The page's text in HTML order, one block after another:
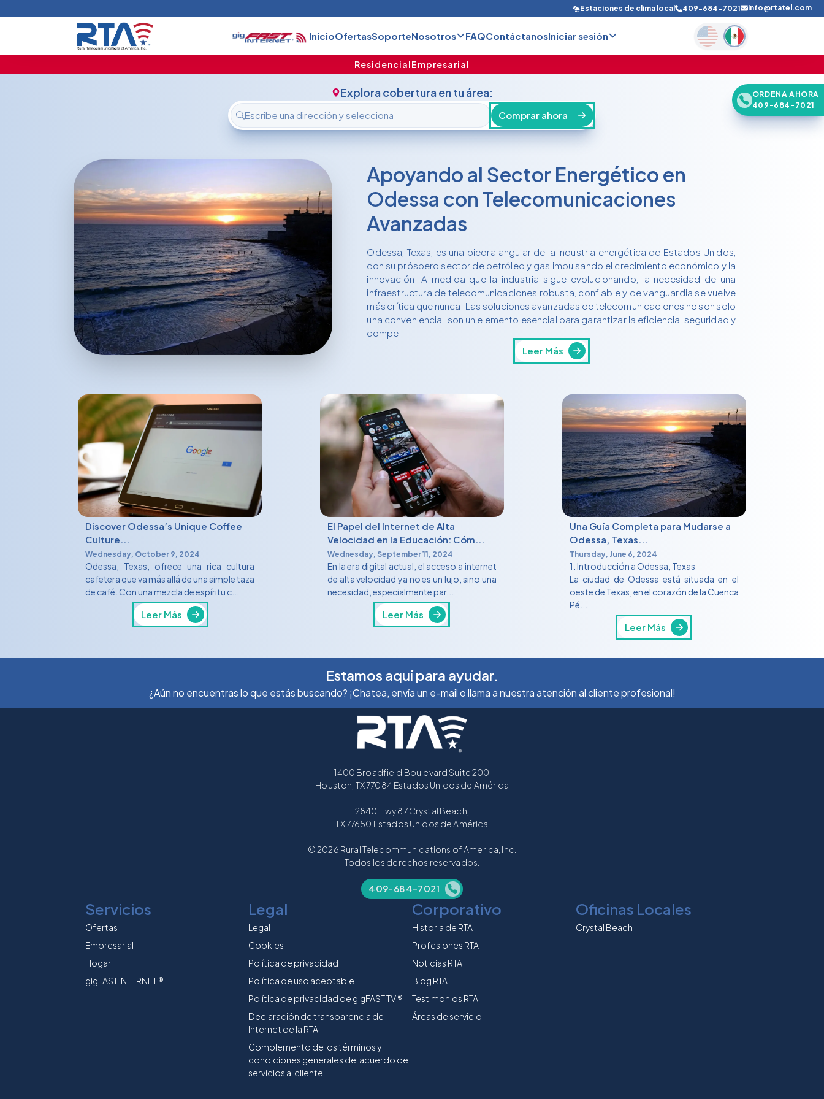
Inicio
FAQ
Estaciones de clima local 409-684-7021 info@rtatel.com
InicioOfertasSoporteNosotros FAQContáctanosIniciar sesión
ResidencialEmpresarial
ORDENA AHORA
409-684-7021
Explora cobertura en tu área:
Comprar ahora
Apoyando al Sector Energético en
Odessa con Telecomunicaciones
Avanzadas
Odessa, Texas, es una piedra angular de la industria energética de Estados Unidos,
con su próspero sector de petróleo y gas impulsando el crecimiento económico y la
innovación. A medida que la industria sigue evolucionando, la necesidad de una
infraestructura de telecomunicaciones robusta, confiable y de vanguardia se vuelve
más crítica que nunca. Las soluciones avanzadas de telecomunicaciones no son solo
una conveniencia; son un elemento esencial para garantizar la eficiencia, seguridad y
compe...
Leer Más
Discover Odessa’s Unique Coffee
Culture...
Wednesday, October 9, 2024
Odessa, Texas, ofrece una rica cultura
cafetera que va más allá de una simple taza
de café. Con una mezcla de espíritu c...
Leer Más
El Papel del Internet de Alta
Velocidad en la Educación: Cóm...
Wednesday, September 11, 2024
En la era digital actual, el acceso a internet
de alta velocidad ya no es un lujo, sino una
necesidad, especialmente par...
Leer Más
Una Guía Completa para Mudarse a
Odessa, Texas...
Thursday, June 6, 2024
1. Introducción a Odessa, Texas
La ciudad de Odessa está situada en el
oeste de Texas, en el corazón de la Cuenca
Pé...
Leer Más
Estamos aquí para ayudar.
¿Aún no encuentras lo que estás buscando? ¡Chatea, envía un e-mail o llama a nuestra atención al cliente profesional!
1400 Broadfield Boulevard Suite 200
Houston, TX 77084 Estados Unidos de América
2840 Hwy 87 Crystal Beach,
TX 77650 Estados Unidos de América
© 2026 Rural Telecommunications of America, Inc.
Todos los derechos reservados.
409-684-7021
Servicios
Ofertas
Empresarial
Hogar
gigFAST INTERNET ®
Legal
Legal
Cookies
Política de privacidad
Política de uso aceptable
Política de privacidad de gigFAST TV ®
Declaración de transparencia de
Internet de la RTA
Complemento de los términos y
condiciones generales del acuerdo de
servicios al cliente
Corporativo
Historia de RTA
Profesiones RTA
Noticias RTA
Blog RTA
Testimonios RTA
Áreas de servicio
Oficinas Locales
Crystal Beach